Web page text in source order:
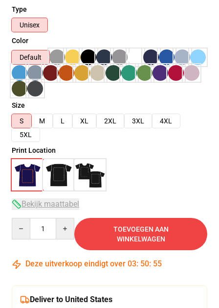
Type
Unisex
Color
Default
Size
S
M L XL 2XL 3XL
4XL
5XL
Print Location
Bekijk maattabel
TOEVOEGEN AAN
WINKELWAGEN
Deze uitverkoop eindigt over 03: 50: 54
Deliver to United States